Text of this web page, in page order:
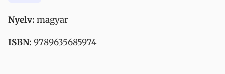
Nyelv: magyar
ISBN: 9789635685974